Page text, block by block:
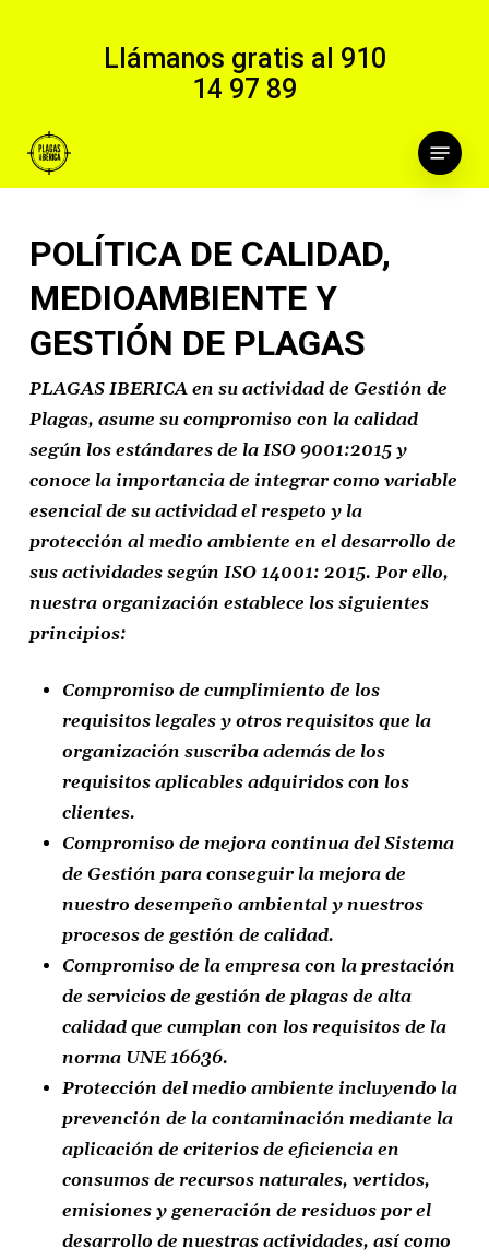
Llámanos gratis al 910
14 97 89
Menu
POLÍTICA DE CALIDAD,
MEDIOAMBIENTE Y
GESTIÓN DE PLAGAS
PLAGAS IBERICA en su actividad de Gestión de
Plagas, asume su compromiso con la calidad
según los estándares de la ISO 9001:2015 y
conoce la importancia de integrar como variable
esencial de su actividad el respeto y la
protección al medio ambiente en el desarrollo de
sus actividades según ISO 14001: 2015. Por ello,
nuestra organización establece los siguientes
principios:
Compromiso de cumplimiento de los
requisitos legales y otros requisitos que la
organización suscriba además de los
requisitos aplicables adquiridos con los
clientes.
Compromiso de mejora continua del Sistema
de Gestión para conseguir la mejora de
nuestro desempeño ambiental y nuestros
procesos de gestión de calidad.
Compromiso de la empresa con la prestación
de servicios de gestión de plagas de alta
calidad que cumplan con los requisitos de la
norma UNE 16636.
Protección del medio ambiente incluyendo la
prevención de la contaminación mediante la
aplicación de criterios de eficiencia en
consumos de recursos naturales, vertidos,
emisiones y generación de residuos por el
desarrollo de nuestras actividades, así como